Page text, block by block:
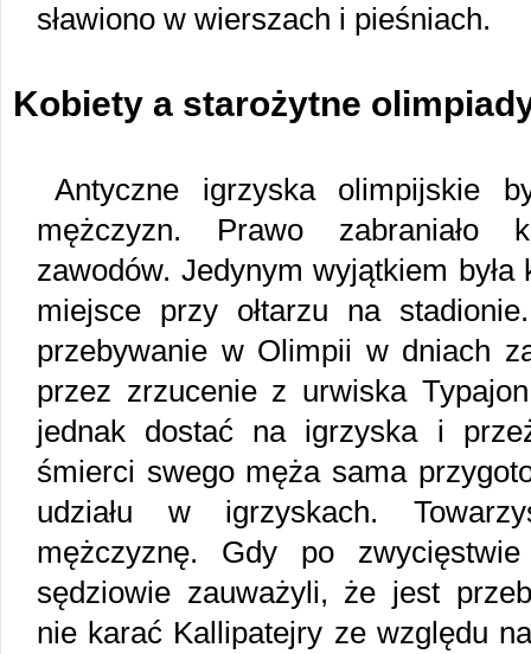
sławiono w wierszach i pieśniach.
Kobiety a starożytne
Antyczne igrzyska olimpijskie
mężczyzn. Prawo zabraniało
zawodów. Jedynym wyjątkiem była
miejsce przy ołtarzu na
przebywanie w Olimpii w dniach
przez zrzucenie z urwiska
jednak dostać na igrzyska i
śmierci swego męża sama
udziału w igrzyskach.
mężczyznę. Gdy po
sędziowie zauważyli, że jest
nie karać Kallipatejry ze względu